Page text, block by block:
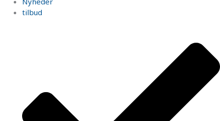
tilbud